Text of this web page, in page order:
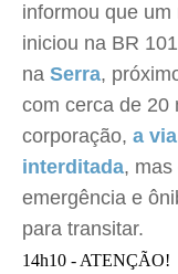
informou que
iniciou na BR
na Serra,
com cerca de 20
corporação, a
interditada,
emergência e
para transitar.
14h10 - ATENÇÃO!